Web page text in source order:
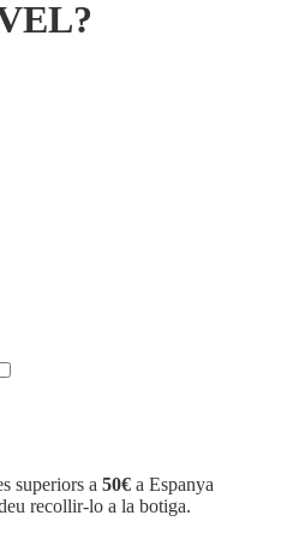
superiors a 50€ a Espanya
recollir-lo a la botiga.